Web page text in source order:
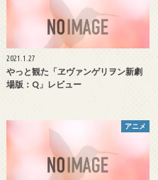
2021.1.27
やっと観た「ヱヴァンゲリヲン新劇
場版：Q」レビュー
アニメ